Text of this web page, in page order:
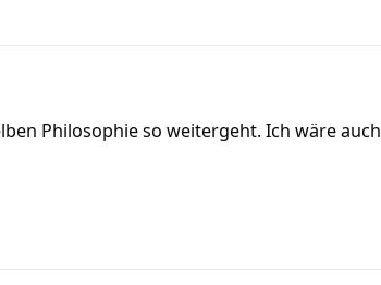
Philosophie so weitergeht. Ich wäre auch